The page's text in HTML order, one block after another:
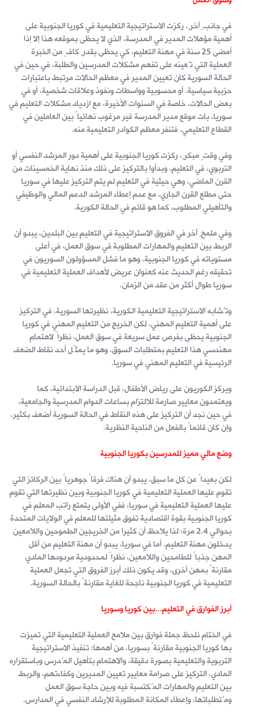
في جانبٍ آخرٍ، ركزت الاستراتيجية التعليمية في كوريا الجنوبية على
أهمية مؤهلات المدير في المدرسة، الذي لا يحظى بموقعه هذا إلا إذا
أمضى 25 سنة في مهنة التعليم، كي يحظى بقدرٍ كافٍ من الخبرة
العملية التي تُعينه على تفهم مشكلات المدرسين والطلبة، في حين في
الحالة السورية كان تعيين المدير في معظم الحالات مرتبط باعتبارات
حزبية سياسية، أو محسوبية وواسطات ونفوذ وعلاقات شخصية، أو في
بعض الحالات، خاصة في السنوات الأخيرة، مع ازدياد مشكلات التعليم في
سوريا، بات موقع مدير المدرسة غير مرغوب نهائياً بين العاملين في
القطاع التعليمي، فتنفر معظم الكوادر التعليمية منه.
وفي وقتٍ مبكرٍ، ركزت كوريا الجنوبية على أهمية دور المرشد النفسي أو
التربوي، في التعليم، وبدأوا بالتركيز على ذلك منذ نهاية الخمسينات من
القرن الماضي، وهي حيثية في التعليم لم يتم التركيز عليها في سوريا
حتى مطلع القرن الجاري، مع عدم إعطاء المرشد الدعم المالي والوظيفي
والتأهيلي المطلوب، كما هو قائم في الحالة الكورية.
وفي ملمحٍ آخر في الفروق الاستراتيجية في التعليم بين البلدين، يبدو أن
الربط بين التعليم والمهارات المطلوبة في سوق العمل، في أعلى
مستوياته في كوريا الجنوبية، وهو ما فشل المسؤولون السوريون في
تحقيقه رغم الحديث عنه كعنوان عريض لأهداف العملية التعليمية في
سوريا طوال أكثر من عقد من الزمان.
وتُشابه الاستراتيجية التعليمية الكورية، نظيرتها السورية، في التركيز
على أهمية التعليم المهني، لكن الخريج من التعليم المهني في كوريا
الجنوبية يحظى بفرص عمل سريعة في سوق العمل، نظراً لاهتمام
مهندسي هذا التعليم بمتطلبات السوق، وهو ما يمثّل أحد نقاط الضعف
الرئيسية في التعليم المهني في سوريا.
ويركز الكوريون على رياض الأطفال، قبل الدراسة الابتدائية، كما
ويعتمدون معايير صارمة للالتزام بساعات الدوام المدرسية والجامعية،
في حين نجد أن التركيز على هذه النقاط في الحالة السورية أضعف بكثير،
وإن كان قائماً بالفعل من الناحية النظرية.
وضع مالي مميز للمدرسين بكوريا الجنوبية
لكن بعيداً عن كل ما سبق، يبدو أن هناك فرقاً جوهرياً بين الركائز التي
تقوم عليها العملية التعليمية في كوريا الجنوبية وبين نظيرتها التي تقوم
عليها العملية التعليمية في سوريا، ففي الأولى يتمتع راتب المعلم في
كوريا الجنوبية بقوة اقتصادية تفوق مثيلتها للمعلم في الولايات المتحدة
بحوالي 2.4 مرة؛ لذا يلاحظ أن كثيرا من الخريجين الطموحين واللامعين
يدخلون مهنة التعليم. أما في سوريا، يبدو أن مهنة التعليم من أقل
المهن جذباً للطامحين واللامعين، نظراً لمحدودية مردودها المادي
مقارنةً بمهن أخرى، وقد يكون ذلك أبرز الفروق التي تجعل العملية
التعليمية في كوريا الجنوبية ناجحة للغاية مقارنةً بالحالة السورية.
أبرز الفوارق في التعليم...بين كوريا وسوريا
في الختام نلحظ جملة فوارق بين ملامح العملية التعليمية التي تميزت
بها كوريا الجنوبية مقارنةً بسوريا، من أهمها: تنفيذ الاستراتيجية
التربوية والتعليمية بصورة دقيقة، والاهتمام بتأهيل المُدرس وباستقراره
المادي، التركيز على صرامة معايير تعيين المديرين وكفاءتهم، والربط
بين التعليم والمهارات المُكتسبة فيه وبين حاجة سوق العمل
ومُتطلباتها، وإعطاء المكانة المطلوبة للإرشاد النفسي في المدارس.